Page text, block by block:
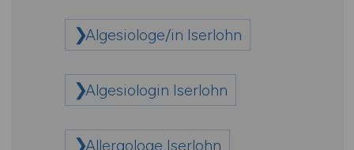
Algesiologe/in Iserlohn
Algesiologin Iserlohn
Allergologe Iserlohn